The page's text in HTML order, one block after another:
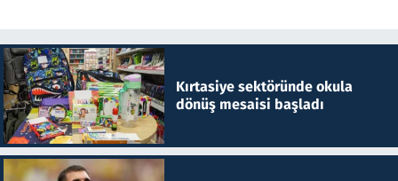
Kırtasiye sektöründe okula
dönüş mesaisi başladı